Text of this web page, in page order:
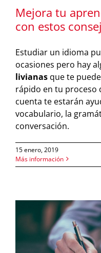
Mejora tu
con estos
Estudiar un idioma
ocasiones pero hay
livianas que te
rápido en tu proceso
cuenta te estarán
vocabulario, la
conversación.
15 enero, 2019
Más información